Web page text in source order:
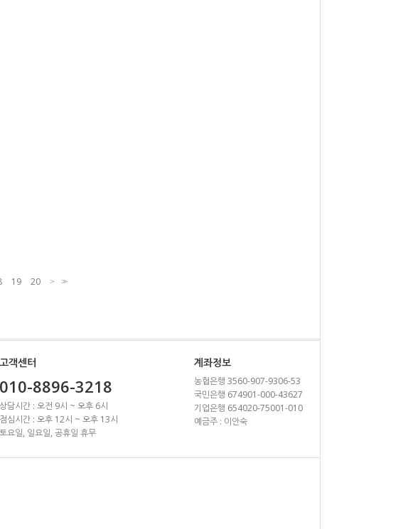
19 20 > >>
고객센터
010-8896-3218
상담시간 : 오전 9시 ~ 오후 6시
점심시간 : 오후 12시 ~ 오후 13시
토요일, 일요일, 공휴일 휴무
계좌정보
농협은행 3560-907-9306-53
국민은행 674901-000-43627
기업은행 654020-75001-010
예금주 : 이안숙